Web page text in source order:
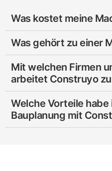
Was kostet meine
Was gehört zu einer
Mit welchen Firmen
arbeitet Construyo
Welche Vorteile habe
Bauplanung mit